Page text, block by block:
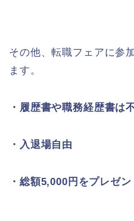
その他、転職フェアに参
ます。
・履歴書や職務経歴書は
・入退場自由
・総額5,000円をプレゼン